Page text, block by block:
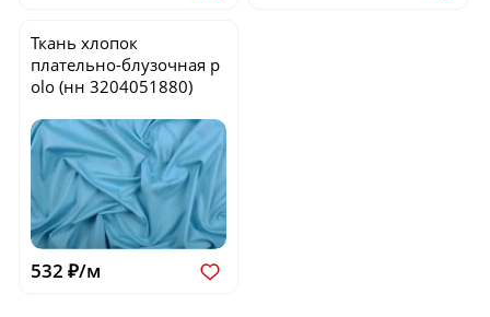
Ткань хлопок
плательно-блузочная p
olo (нн 3204051880)
532 ₽/м